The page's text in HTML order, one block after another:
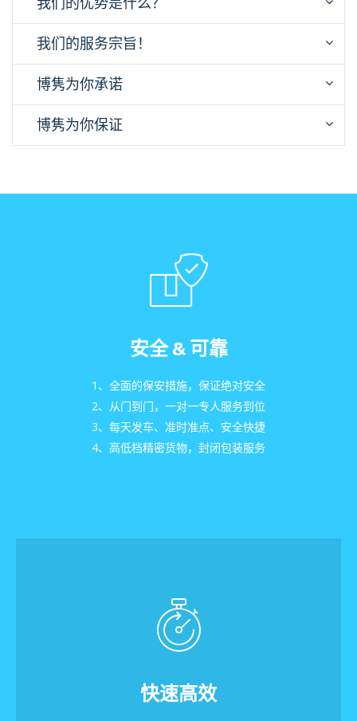
我们的服务宗旨！
博隽为你承诺
博隽为你保证
安全 & 可靠
1、全面的保安措施，保证绝对安全
2、从门到门，一对一专人服务到位
3、每天发车、准时准点、安全快捷
4、高低档精密货物，封闭包装服务
快速高效